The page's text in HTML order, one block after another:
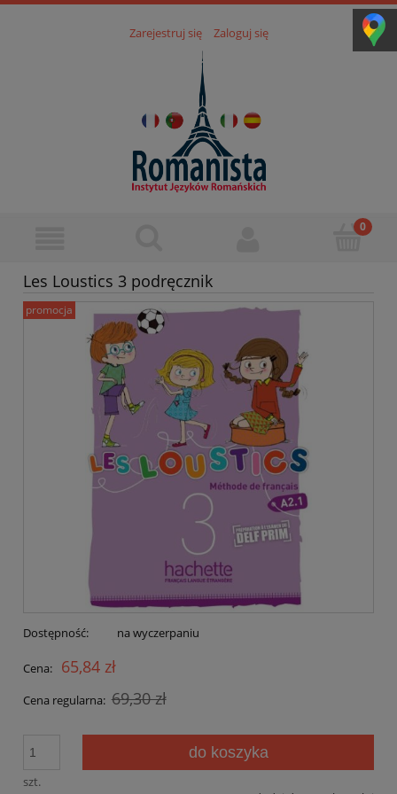
Zarejestruj się Zaloguj się
Les Loustics 3 podręcznik
promocja
Dostępność: na wyczerpaniu
Cena: 65,84 zł
Cena regularna: 69,30 zł
szt.
do koszyka